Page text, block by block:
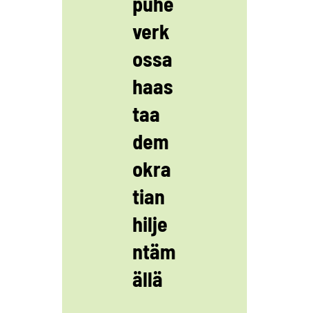
verk
ossa
haas
taa
dem
okra
tian
hilje
ntäm
ällä